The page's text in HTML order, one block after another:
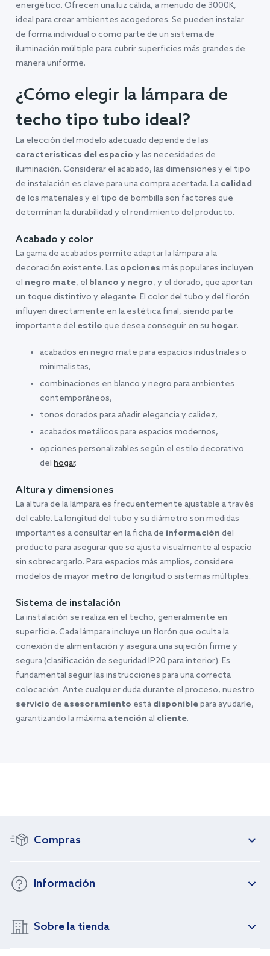
energético. Ofrecen una luz cálida, a menudo de 3000K,
ideal para crear ambientes acogedores. Se pueden instalar
de forma individual o como parte de un sistema de
iluminación múltiple para cubrir superficies más grandes de
manera uniforme.
¿Cómo elegir la lámpara de
techo tipo tubo ideal?
La elección del modelo adecuado depende de las
características del espacio y las necesidades de
iluminación. Considerar el acabado, las dimensiones y el tipo
de instalación es clave para una compra acertada. La calidad
de los materiales y el tipo de bombilla son factores que
determinan la durabilidad y el rendimiento del producto.
Acabado y color
La gama de acabados permite adaptar la lámpara a la
decoración existente. Las opciones más populares incluyen
el negro mate, el blanco y negro, y el dorado, que aportan
un toque distintivo y elegante. El color del tubo y del florón
influyen directamente en la estética final, siendo parte
importante del estilo que desea conseguir en su hogar.
acabados en negro mate para espacios industriales o
minimalistas,
combinaciones en blanco y negro para ambientes
contemporáneos,
tonos dorados para añadir elegancia y calidez,
acabados metálicos para espacios modernos,
opciones personalizables según el estilo decorativo
del hogar.
Altura y dimensiones
La altura de la lámpara es frecuentemente ajustable a través
del cable. La longitud del tubo y su diámetro son medidas
importantes a consultar en la ficha de información del
producto para asegurar que se ajusta visualmente al espacio
sin sobrecargarlo. Para espacios más amplios, considere
modelos de mayor metro de longitud o sistemas múltiples.
Sistema de instalación
La instalación se realiza en el techo, generalmente en
superficie. Cada lámpara incluye un florón que oculta la
conexión de alimentación y asegura una sujeción firme y
segura (clasificación de seguridad IP20 para interior). Es
fundamental seguir las instrucciones para una correcta
colocación. Ante cualquier duda durante el proceso, nuestro
servicio de asesoramiento está disponiblepara ayudarle,
garantizando la máxima atención al cliente.
Compras
Información
Sobre la tienda